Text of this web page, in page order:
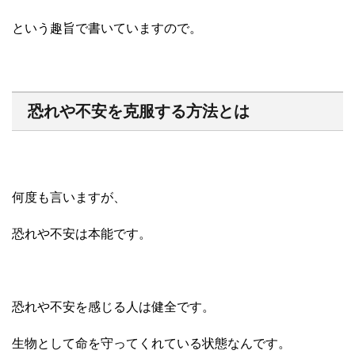
という趣旨で書いていますので。
恐れや不安を克服する方法とは
何度も言いますが、
恐れや不安は本能です。
恐れや不安を感じる人は健全です。
生物として命を守ってくれている状態なんです。